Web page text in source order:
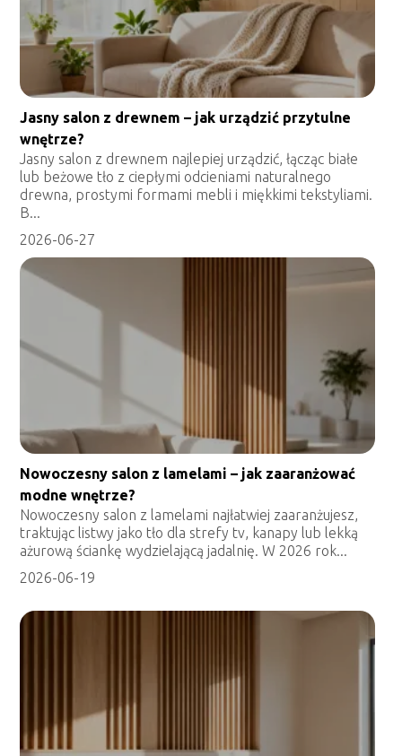
Jasny salon z drewnem – jak urządzić przytulne
wnętrze?
Jasny salon z drewnem najlepiej urządzić, łącząc białe
lub beżowe tło z ciepłymi odcieniami naturalnego
drewna, prostymi formami mebli i miękkimi tekstyliami.
B...
2026-06-27
Nowoczesny salon z lamelami – jak zaaranżować
modne wnętrze?
Nowoczesny salon z lamelami najłatwiej zaaranżujesz,
traktując listwy jako tło dla strefy tv, kanapy lub lekką
ażurową ściankę wydzielającą jadalnię. W 2026 rok...
2026-06-19